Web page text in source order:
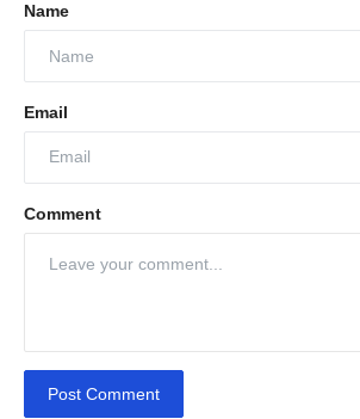
Name
Email
Comment
Post Comment